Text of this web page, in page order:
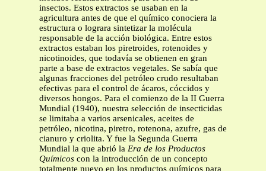
insectos. Estos extractos se usaban en la
agricultura antes de que el químico conociera la
estructura o lograra sintetizar la molécula
responsable de la acción biológica. Entre estos
extractos estaban los piretroides, rotenoides y
nicotinoides, que todavía se obtienen en gran
parte a base de extractos vegetales. Se sabía que
algunas fracciones del petróleo crudo resultaban
efectivas para el control de ácaros, cóccidos y
diversos hongos. Para el comienzo de la II Guerra
Mundial (1940), nuestra selección de insecticidas
se limitaba a varios arsenicales, aceites de
petróleo, nicotina, piretro, rotenona, azufre, gas de
cianuro y criolita. Y fue la Segunda Guerra
Mundial la que abrió la Era de los Productos
Químicos con la introducción de un concepto
totalmente nuevo en los productos químicos para